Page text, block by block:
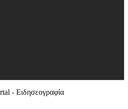
- Ειδησεογραφία